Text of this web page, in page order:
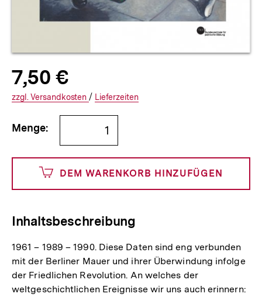
Allgemeine
Informationen
Produktpreis:
7,50 €7
€
750
Cents
zuzüglich
Versandkosten
Interner
Informationen
den
zzgl. zuzüglichen
Versandkosten / Interner
Informationen
Lieferzeiten
Bestellmenge
angeben
Menge:
DEM WARENKORB HINZUFÜGEN
Inhaltsbeschreibung
1961 – 1989 – 1990. Diese Daten sind eng verbunden
mit der Berliner Mauer und ihrer Überwindung infolge
der Friedlichen Revolution. An welches der
weltgeschichtlichen Ereignisse wir uns auch erinnern: